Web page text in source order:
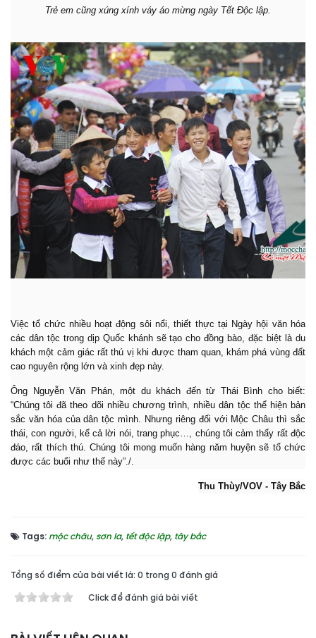
Trẻ em cũng xúng xính váy áo mừng ngày Tết Độc lập.
Việc tổ chức nhiều hoạt động sôi nổi, thiết thực tại Ngày hội văn hóa
các dân tộc trong dịp Quốc khánh sẽ tạo cho đồng bào, đặc biệt là du
khách một cảm giác rất thú vị khi được tham quan, khám phá vùng đất
cao nguyên rộng lớn và xinh đẹp này.
Ông Nguyễn Văn Phán, một du khách đến từ Thái Bình cho biết:
“Chúng tôi đã theo dõi nhiều chương trình, nhiều dân tộc thể hiện bản
sắc văn hóa của dân tộc mình. Nhưng riêng đối với Mộc Châu thì sắc
thái, con người, kể cả lời nói, trang phục…, chúng tôi cảm thấy rất độc
đáo, rất thích thú. Chúng tôi mong muốn hàng năm huyện sẽ tổ chức
được các buổi như thế này”./.
Thu Thùy/VOV - Tây Bắc
Tags: mộc châu, sơn la, tết độc lập, tây bắc
Tổng số điểm của bài viết là: 0 trong 0 đánh giá
Click để đánh giá bài viết